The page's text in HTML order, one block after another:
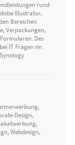
rund
Illustrator,
Bereichen
Verpackungen,
Des
IT Fragen im
Design,
Webdesign,